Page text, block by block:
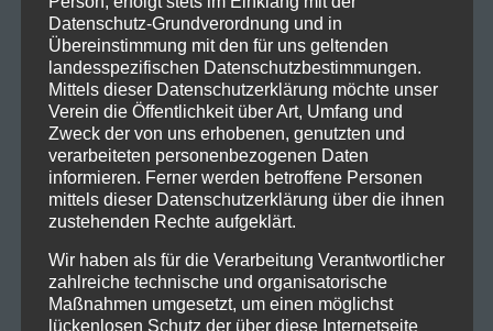
Kontakt
ISV Feldkirch
Indoor Schützen Verein
Leusbündtweg 27
A-6800 Feldkirch
Archiv
November 2025 (1)
Oktober 2025(2)
Datenschutz-Grundverordnung und in
Übereinstimmung mit den für uns geltenden
landesspezifischen Datenschutzbestimmungen.
Mittels dieser Datenschutzerklärung möchte unser
Verein die Öffentlichkeit über Art, Umfang und
Zweck der von uns erhobenen, genutzten und
verarbeiteten personenbezogenen Daten
informieren. Ferner werden betroffene Personen
mittels dieser Datenschutzerklärung über die ihnen
zustehenden Rechte aufgeklärt.
Wir haben als für die Verarbeitung Verantwortlicher
zahlreiche technische und organisatorische
Maßnahmen umgesetzt, um einen möglichst
lückenlosen Schutz der über diese Internetseite